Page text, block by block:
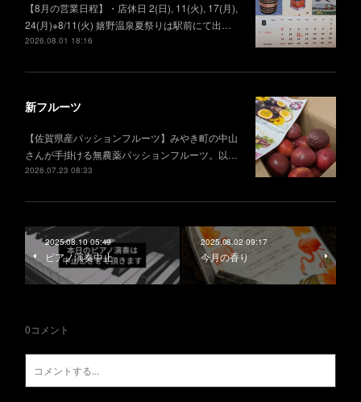
【8月の営業日程】・店休日 2(日), 11(火), 17(月),
24(月)※8/11(火) 嬉野温泉夏祭りは駅前にて出…
2026.08.01 18:16
新フルーツ
【佐賀県産パッションフルーツ】みやき町の中山
さんが手掛ける無農薬パッションフルーツ。以…
2026.07.23 08:33
2025.08.10 05:49
ピアノ演奏中止
2025.08.02 09:17
今月の香り
0コメント